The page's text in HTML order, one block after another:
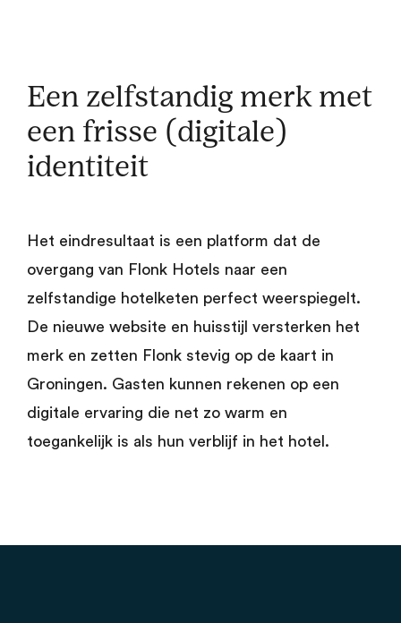
Een zelfstandig merk met
een frisse (digitale)
identiteit
Het eindresultaat is een platform dat de
overgang van Flonk Hotels naar een
zelfstandige hotelketen perfect weerspiegelt.
De nieuwe website en huisstijl versterken het
merk en zetten Flonk stevig op de kaart in
Groningen. Gasten kunnen rekenen op een
digitale ervaring die net zo warm en
toegankelijk is als hun verblijf in het hotel.